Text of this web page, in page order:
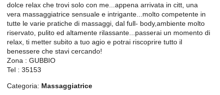
dolce relax che trovi solo con me...appena arrivata in citt, una
vera massaggiatrice sensuale e intrigante...molto competente in
tutte le varie pratiche di massaggi, dal full- body,ambiente molto
riservato, pulito ed altamente rilassante...passerai un momento di
relax, ti metter subito a tuo agio e potrai riscoprire tutto il
benessere che stavi cercando!
Zona : GUBBIO
Tel : 35153
Categoria: Massaggiatrice